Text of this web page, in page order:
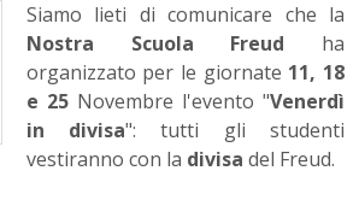
Siamo lieti di comunicare che la
Nostra Scuola Freud ha
organizzato per le giornate 11, 18
e 25Novembre l'evento "Venerdì
in divisa": tutti gli studenti
vestiranno con la divisa del Freud.